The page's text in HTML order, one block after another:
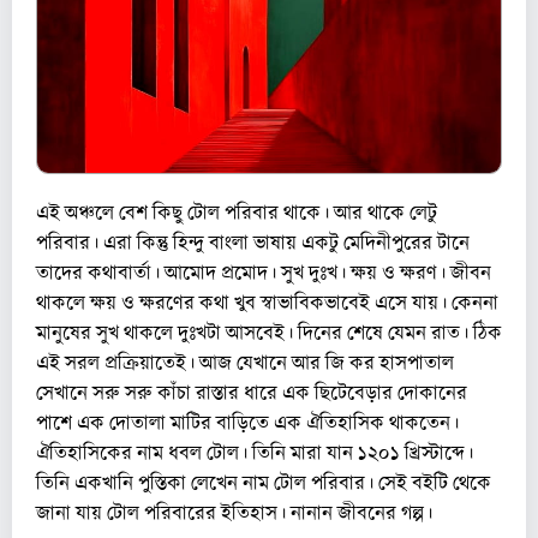
এই অঞ্চলে বেশ কিছু টোল পরিবার থাকে। আর থাকে লেটু
পরিবার। এরা কিন্তু হিন্দু বাংলা ভাষায় একটু মেদিনীপুরের টানে
তাদের কথাবার্তা। আমোদ প্রমোদ। সুখ দুঃখ। ক্ষয় ও ক্ষরণ। জীবন
থাকলে ক্ষয় ও ক্ষরণের কথা খুব স্বাভাবিকভাবেই এসে যায়। কেননা
মানুষের সুখ থাকলে দুঃখটা আসবেই। দিনের শেষে যেমন রাত। ঠিক
এই সরল প্রক্রিয়াতেই। আজ যেখানে আর জি কর হাসপাতাল
সেখানে সরু সরু কাঁচা রাস্তার ধারে এক ছিটেবেড়ার দোকানের
পাশে এক দোতালা মাটির বাড়িতে এক ঐতিহাসিক থাকতেন।
ঐতিহাসিকের নাম ধবল টোল। তিনি মারা যান ১২০১ খ্রিস্টাব্দে।
তিনি একখানি পুস্তিকা লেখেন নাম টোল পরিবার। সেই বইটি থেকে
জানা যায় টোল পরিবারের ইতিহাস। নানান জীবনের গল্প।